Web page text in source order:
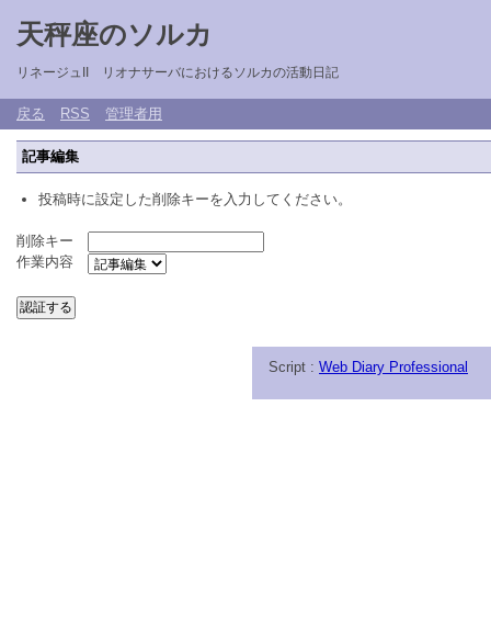
天秤座のソルカ
リネージュII リオナサーバにおけるソルカの活動日記
戻る RSS 管理者用
記事編集
投稿時に設定した削除キーを入力してください。
削除キー
作業内容
Script : Web Diary Professional